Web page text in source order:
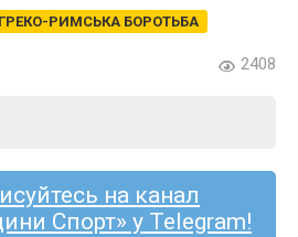
ГРЕКО-РИМСЬКА БОРОТЬБА
2408
на канал
Спорт» у Telegram!